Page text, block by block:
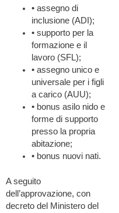
• assegno di
inclusione (ADI);
• supporto per la
formazione e il
lavoro (SFL);
• assegno unico e
universale per i figli
a carico (AUU);
• bonus asilo nido e
forme di supporto
presso la propria
abitazione;
• bonus nuovi nati.
A seguito
dell’approvazione, con
decreto del Ministero del